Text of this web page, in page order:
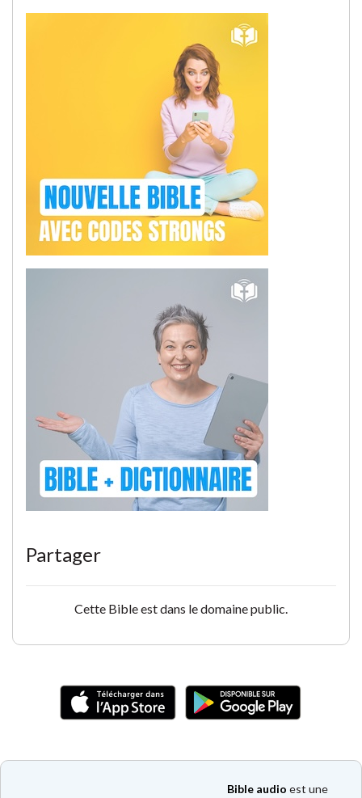
Partager
Cette Bible est dans le domaine public.
Bible audio est une